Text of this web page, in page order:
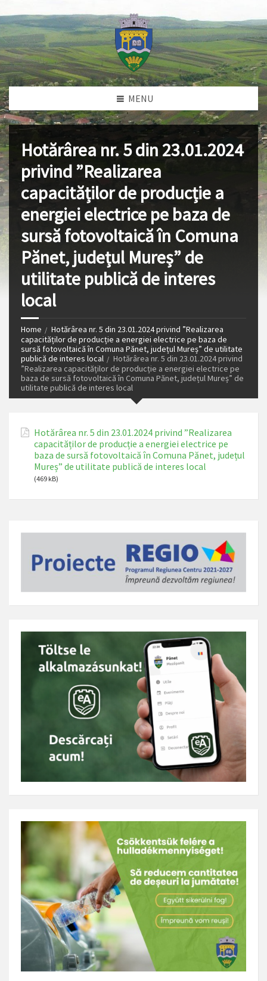
MENU
Hotărârea nr. 5 din 23.01.2024
privind ”Realizarea
capacităților de producție a
energiei electrice pe baza de
sursă fotovoltaică în Comuna
Pănet, județul Mureș” de
utilitate publică de interes
local
Home
Hotărârea nr. 5 din 23.01.2024 privind ”Realizarea
capacităților de producție a energiei electrice pe baza de
sursă fotovoltaică în Comuna Pănet, județul Mureș” de utilitate
publică de interes local
Hotărârea nr. 5 din 23.01.2024 privind
”Realizarea capacităților de producție a energiei electrice pe
baza de sursă fotovoltaică în Comuna Pănet, județul Mureș” de
utilitate publică de interes local
Hotărârea nr. 5 din 23.01.2024 privind ”Realizarea
capacităților de producție a energiei electrice pe
baza de sursă fotovoltaică în Comuna Pănet, județul
Mureș” de utilitate publică de interes local
(469 kB)